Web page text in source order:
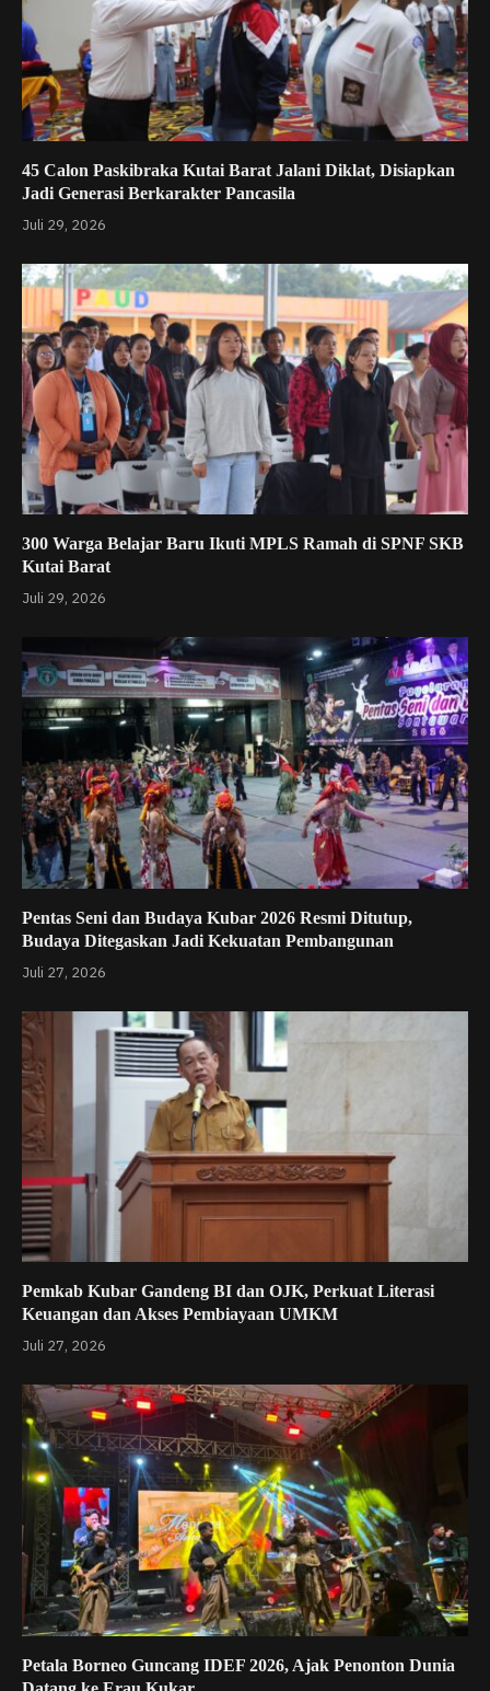
45 Calon Paskibraka Kutai Barat Jalani Diklat, Disiapkan
Jadi Generasi Berkarakter Pancasila
Juli 29, 2026
300 Warga Belajar Baru Ikuti MPLS Ramah di SPNF SKB
Kutai Barat
Juli 29, 2026
Pentas Seni dan Budaya Kubar 2026 Resmi Ditutup,
Budaya Ditegaskan Jadi Kekuatan Pembangunan
Juli 27, 2026
Pemkab Kubar Gandeng BI dan OJK, Perkuat Literasi
Keuangan dan Akses Pembiayaan UMKM
Juli 27, 2026
Petala Borneo Guncang IDEF 2026, Ajak Penonton Dunia